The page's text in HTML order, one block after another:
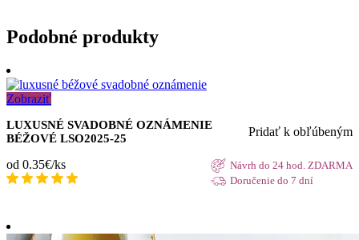
Podobné produkty
Zobraziť
LUXUSNÉ SVADOBNÉ OZNÁMENIE
BÉŽOVÉ LSO2025-25
Pridať k obľúbeným
od 0.35€/ks
Návrh do 24 hod. ZDARMA
Doručenie do 7 dní